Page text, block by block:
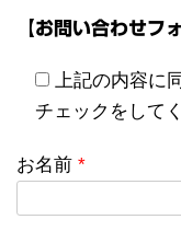
【お問い合わせフ
上記の内容に
チェックをして
お名前 *